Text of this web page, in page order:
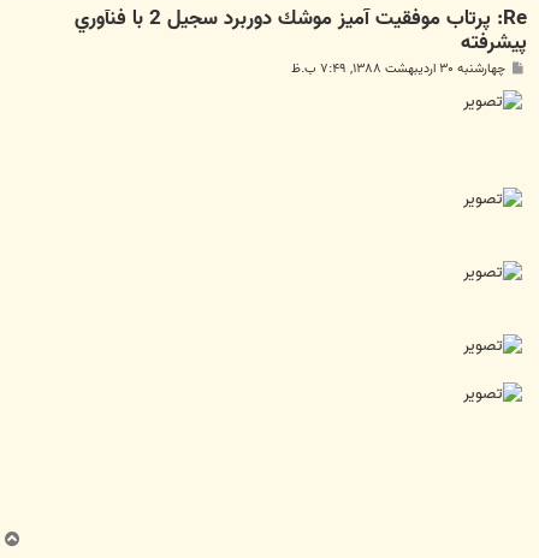
Re: پرتاب موفقيت آميز موشك دوربرد سجيل 2 با فنآوري
پيشرفته
پ
ت
چهارشنبه ۳۰ اردیبهشت ۱۳۸۸, ۷:۴۹ ب.ظ
ب